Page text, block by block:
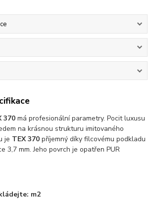
370má profesionální parametry. Pocit luxusu
na krásnou strukturu imitovaného
je TEX 370 příjemný díky filcovému podkladu
3,7 mm. Jeho povrch je opatřen PUR
m2